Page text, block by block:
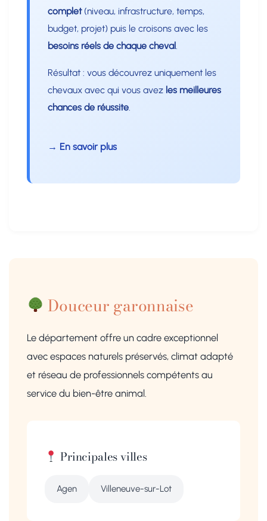
complet(niveau, infrastructure, temps,
budget, projet) puis le croisons avec les
besoins réels de chaque cheval
Résultat : vous découvrez uniquement les
chevaux avec qui vous avez les meilleures
chances de réussite
→ En savoir plus
Douceur garonnaise
Le département offre un cadre exceptionnel
avec espaces naturels préservés, climat adapté
et réseau de professionnels compétents au
service du bien-être animal.
Principales villes
Agen Villeneuve-sur-Lot